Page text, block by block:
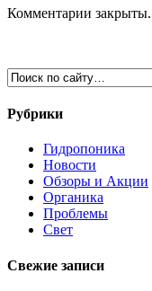
Комментарии закрыты.
Рубрики
Гидропоника
Новости
Обзоры и Акции
Органика
Проблемы
Свет
Свежие записи